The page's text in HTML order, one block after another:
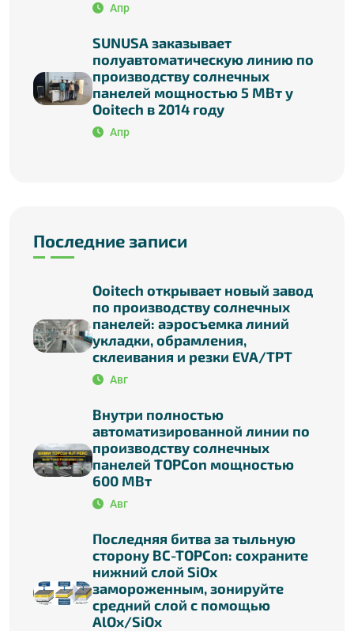
Апр
SUNUSA заказывает
полуавтоматическую линию по
производству солнечных
панелей мощностью 5 МВт у
Ooitech в 2014 году
Апр
Последние записи
Ooitech открывает новый завод
по производству солнечных
панелей: аэросъемка линий
укладки, обрамления,
склеивания и резки EVA/TPT
Авг
Внутри полностью
автоматизированной линии по
производству солнечных
панелей TOPCon мощностью
600 МВт
Авг
Последняя битва за тыльную
сторону BC-TOPCon: сохраните
нижний слой SiOx
замороженным, зонируйте
средний слой с помощью
AlOx/SiOx